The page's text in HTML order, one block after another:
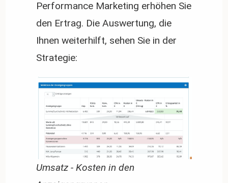
Performance Marketing erhöhen Sie
den Ertrag. Die Auswertung, die
Ihnen weiterhilft, sehen Sie in der
Strategie:
Umsatz - Kosten in den